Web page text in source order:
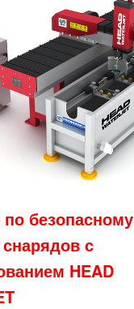
безопасному
с
HEAD